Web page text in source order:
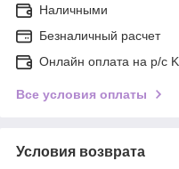
Наличными
Безналичный расчет
Онлайн оплата на р/с
Все условия оплаты
Условия возврата